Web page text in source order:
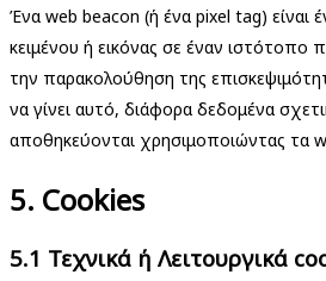
Ένα web beacon (ή ένα pixel tag) είναι
κειμένου ή εικόνας σε έναν ιστότοπο
την παρακολούθηση της
να γίνει αυτό, διάφορα δεδομένα
αποθηκεύονται χρησιμοποιώντας τα
5. Cookies
5.1 Τεχνικά ή Λειτουργικά